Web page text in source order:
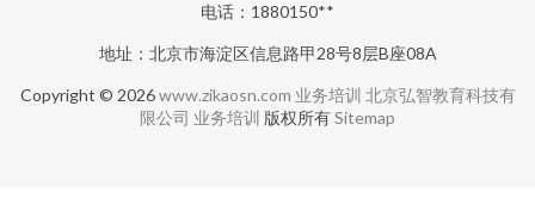
电话：1880150**
地址：北京市海淀区信息路甲28号8层B座08A
Copyright © 2026www.zikaosn.com 业务培训 北京弘智教育科技有
限公司 业务培训 版权所有Sitemap